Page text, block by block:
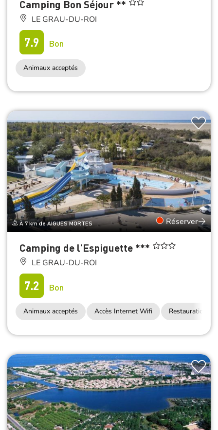
Camping Bon Séjour **
LE GRAU-DU-ROI
7.9 Bon
Animaux acceptés
À 7 km de AIGUES MORTES Réserver
Camping de l'Espiguette ***
LE GRAU-DU-ROI
7.2 Bon
Animaux acceptés Accès Internet Wifi Restauration